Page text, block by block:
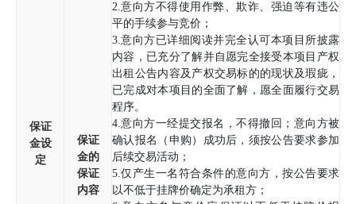
保证
金设
定
保证
金的
保证
内容
2.意向方不得使用作弊、欺诈、强迫等有违公
平的手续参与竞价；
3.意向方已详细阅读并完全认可本项目所披露
内容，已充分了解并自愿完全接受本项目产权
出租公告内容及产权交易标的的现状及瑕疵，
已完成对本项目的全面了解，愿全面履行交易
程序。
4.意向方一经提交报名，不得撤回；意向方被
确认报名（申购）成功后，须按公告要求参加
后续交易活动；
5.仅产生一名符合条件的意向方，按公告要求
以不低于挂牌价确定为承租方；